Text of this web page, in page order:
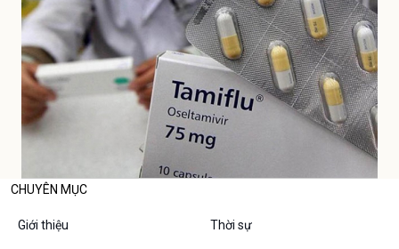
CHUYÊN MỤC
Giới thiệu Thời sự